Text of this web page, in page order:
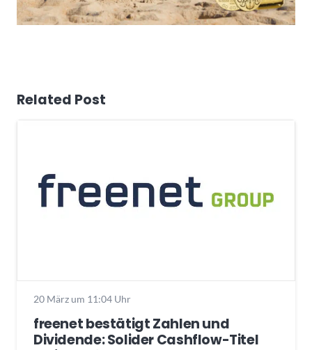
Related Post
20 März um 11:04 Uhr
freenet bestätigt Zahlen und
Dividende: Solider Cashflow-Titel